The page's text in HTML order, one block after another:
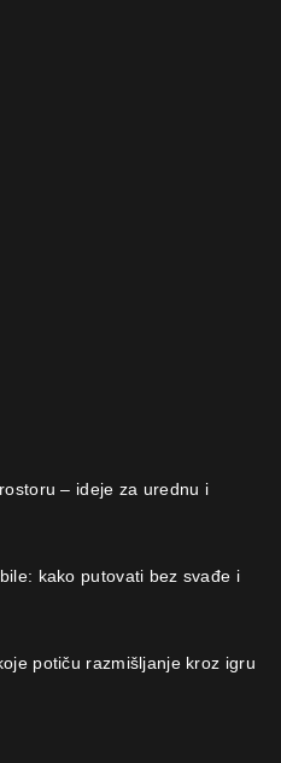
– ideje za urednu i
kako putovati bez svađe i
potiču razmišljanje kroz igru